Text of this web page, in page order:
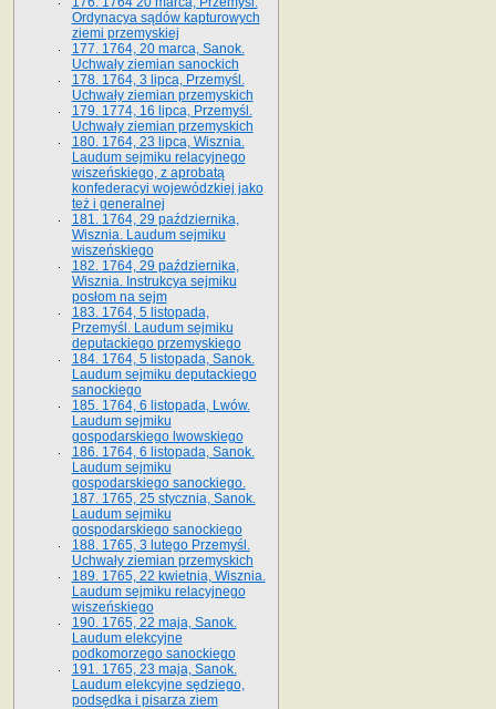
Ordynacya sądów kapturowych
ziemi przemyskiej
177. 1764, 20 marca, Sanok.
Uchwały ziemian sanockich
178. 1764, 3 lipca, Przemyśl.
Uchwały ziemian przemyskich
179. 1774, 16 lipca, Przemyśl.
Uchwały ziemian przemyskich
180. 1764, 23 lipca, Wisznia.
Laudum sejmiku relacyjnego
wiszeńskiego, z aprobatą
konfederacyi wojewódzkiej jako
też i generalnej
181. 1764, 29 października,
Wisznia. Laudum sejmiku
wiszeńskiego
182. 1764, 29 października,
Wisznia. Instrukcya sejmiku
posłom na sejm
183. 1764, 5 listopada,
Przemyśl. Laudum sejmiku
deputackiego przemyskiego
184. 1764, 5 listopada, Sanok.
Laudum sejmiku deputackiego
sanockiego
185. 1764, 6 listopada, Lwów.
Laudum sejmiku
gospodarskiego lwowskiego
186. 1764, 6 listopada, Sanok.
Laudum sejmiku
gospodarskiego sanockiego.
187. 1765, 25 stycznia, Sanok.
Laudum sejmiku
gospodarskiego sanockiego
188. 1765, 3 lutego Przemyśl.
Uchwały ziemian przemyskich
189. 1765, 22 kwietnia, Wisznia.
Laudum sejmiku relacyjnego
wiszeńskiego
190. 1765, 22 maja, Sanok.
Laudum elekcyjne
podkomorzego sanockiego
191. 1765, 23 maja, Sanok.
Laudum elekcyjne sędziego,
podsędka i pisarza ziem